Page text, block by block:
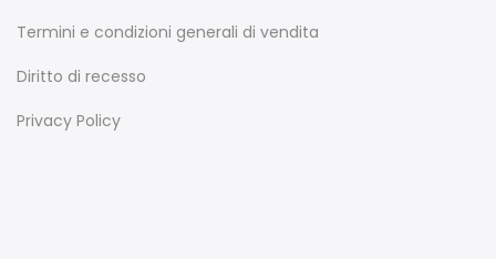
Termini e condizioni generali di vendita
Diritto di recesso
Privacy Policy